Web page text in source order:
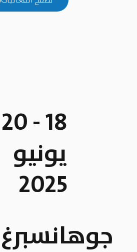
18 - 20
يونيو
2025
جوهانسبرغ